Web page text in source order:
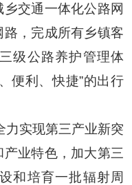
交通一体化公路网
，完成所有乡镇客
级公路养护管理体
便利、快捷”的出行
力实现第三产业新突
业特色，加大第三
和培育一批辐射周